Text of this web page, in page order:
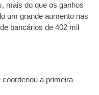
mais do que os ganhos
um grande aumento nas
bancários de 402 mil
a primeira